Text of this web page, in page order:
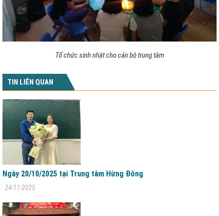
Tổ chức sinh nhật cho cán bộ trung tâm
TIN LIÊN QUAN
Ngày 20/10/2025 tại Trung tâm Hừng Đông
24-11-2025